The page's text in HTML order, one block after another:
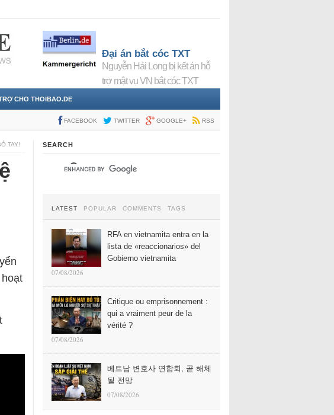
Đại án bắt cóc TXT
Nguyễn Hải Long bị kết án hỗ
trợ mật vụ VN bắt cóc TXT
CHO THOIBAO.DE
FACEBOOK TWITTER GOOGLE+ RSS
TAY! SEARCH
LATEST POPULAR COMMENTS TAGS
RFA en vietnamita entra en la
lista de «reaccionarios» del
Gobierno vietnamita
07/08/2026
Critique ou emprisonnement :
qui a vraiment peur de la
vérité ?
07/08/2026
베트남 변호사 연합회, 곧 해체
될 전망
07/08/2026